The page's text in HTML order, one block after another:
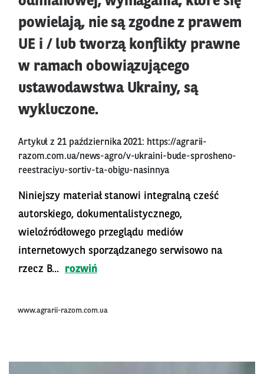
powielają, nie są zgodne z prawem
UE i / lub tworzą konflikty prawne
w ramach obowiązującego
ustawodawstwa Ukrainy, są
wykluczone.
Artykuł z 21 października 2021: https://agrarii-
razom.com.ua/news-agro/v-ukraini-bude-sprosheno-
reestraciyu-sortiv-ta-obigu-nasinnya
Niniejszy materiał stanowi integralną cześć
autorskiego, dokumentalistycznego,
wieloźródłowego przeglądu mediów
internetowych sporządzanego serwisowo na
rzecz B...
rozwiń
www.agrarii-razom.com.ua